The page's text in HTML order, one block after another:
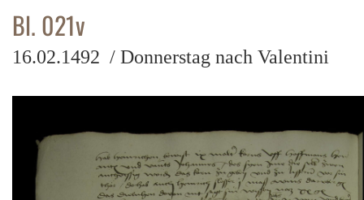
Bl. 021v
16.02.1492 / Donnerstag nach Valentini